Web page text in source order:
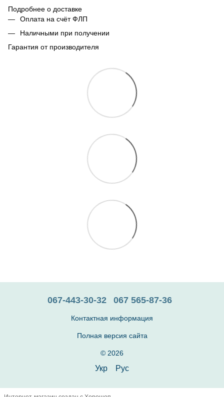
Подробнее о доставке
Оплата на счёт ФЛП
Наличными при получении
Гарантия от производителя
067-443-30-32 067 565-87-36
Контактная информация
Полная версия сайта
© 2026
Укр Рус